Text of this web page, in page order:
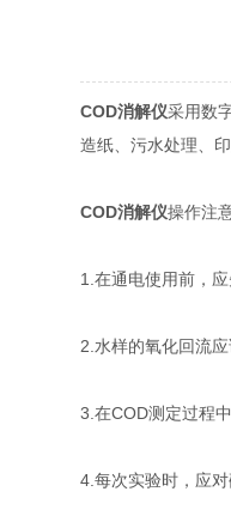
COD消解仪采用数
造纸、污水处理、
COD消解仪操作注
1.在通电使用前，
2.水样的氧化回流
3.在COD测定过程
4.每次实验时，应